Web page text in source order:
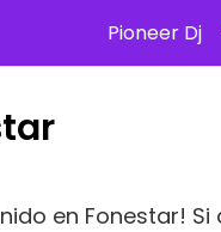
Pioneer Dj
en Fonestar! Si